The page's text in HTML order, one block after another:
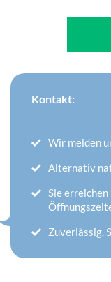
Kontakt:
Wir melden
Alternativ
Sie
Zuverlässig.